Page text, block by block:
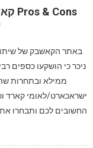
באתר הקאשבק של שיתוף
ניכר כי הושקעו כספים
ממילא ובתחרות
ישראכארט/לאומי קארד
החשובים לכם ותבחרו את